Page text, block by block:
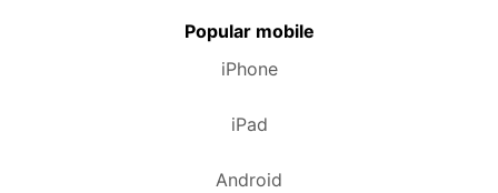
Popular mobile
iPhone
iPad
Android